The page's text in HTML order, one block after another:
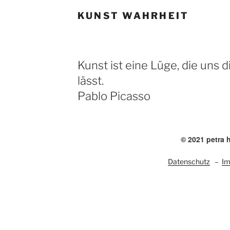
KUNST WAHRHEIT
Kunst ist eine Lüge, die uns
lässt.
Pablo Picasso
© 2021 petra
Datenschutz –